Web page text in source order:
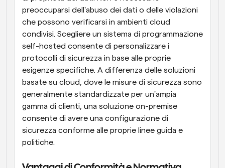
preoccuparsi dell'abuso dei dati o delle violazioni
che possono verificarsi in ambienti cloud
condivisi. Scegliere un sistema di programmazione
self-hosted consente di personalizzare i
protocolli di sicurezza in base alle proprie
esigenze specifiche. A differenza delle soluzioni
basate su cloud, dove le misure di sicurezza sono
generalmente standardizzate per un'ampia
gamma di clienti, una soluzione on-premise
consente di avere una configurazione di
sicurezza conforme alle proprie linee guida e
politiche.